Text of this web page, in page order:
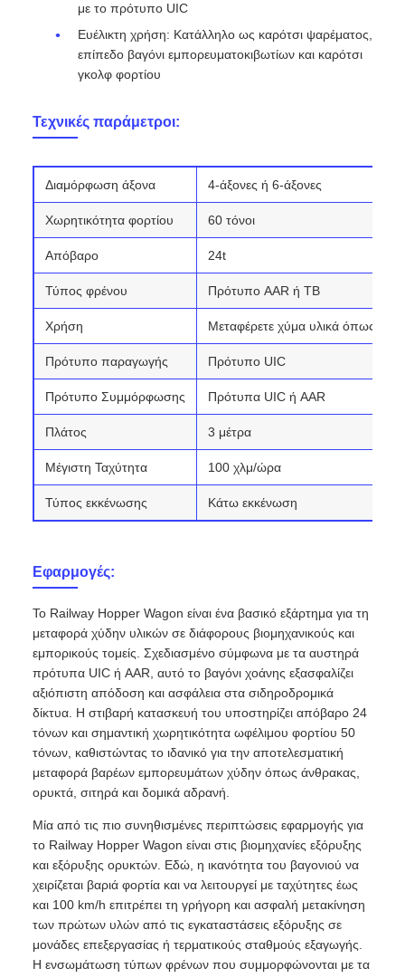
με το πρότυπο UIC
Ευέλικτη χρήση: Κατάλληλο ως καρότσι ψαρέματος,
επίπεδο βαγόνι εμπορευματοκιβωτίων και καρότσι
γκολφ φορτίου
Τεχνικές παράμετροι:
Διαμόρφωση άξονα 4-άξονες ή 6-άξονες
Χωρητικότητα φορτίου 60 τόνοι
Απόβαρο 24t
Τύπος φρένου Πρότυπο AAR ή TB
Χρήση Μεταφέρετε χύμα υλικά όπως
Πρότυπο παραγωγής Πρότυπο UIC
Πρότυπο Συμμόρφωσης Πρότυπα UIC ή AAR
Πλάτος 3 μέτρα
Μέγιστη Ταχύτητα 100 χλμ/ώρα
Τύπος εκκένωσης Κάτω εκκένωση
Εφαρμογές:
Το Railway Hopper Wagon είναι ένα βασικό εξάρτημα για τη
μεταφορά χύδην υλικών σε διάφορους βιομηχανικούς και
εμπορικούς τομείς. Σχεδιασμένο σύμφωνα με τα αυστηρά
πρότυπα UIC ή AAR, αυτό το βαγόνι χοάνης εξασφαλίζει
αξιόπιστη απόδοση και ασφάλεια στα σιδηροδρομικά
δίκτυα. Η στιβαρή κατασκευή του υποστηρίζει απόβαρο 24
τόνων και σημαντική χωρητικότητα ωφέλιμου φορτίου 50
τόνων, καθιστώντας το ιδανικό για την αποτελεσματική
μεταφορά βαρέων εμπορευμάτων χύδην όπως άνθρακας,
ορυκτά, σιτηρά και δομικά αδρανή.
Μία από τις πιο συνηθισμένες περιπτώσεις εφαρμογής για
το Railway Hopper Wagon είναι στις βιομηχανίες εξόρυξης
και εξόρυξης ορυκτών. Εδώ, η ικανότητα του βαγονιού να
χειρίζεται βαριά φορτία και να λειτουργεί με ταχύτητες έως
και 100 km/h επιτρέπει τη γρήγορη και ασφαλή μετακίνηση
των πρώτων υλών από τις εγκαταστάσεις εξόρυξης σε
μονάδες επεξεργασίας ή τερματικούς σταθμούς εξαγωγής.
Η ενσωμάτωση τύπων φρένων που συμμορφώνονται με τα